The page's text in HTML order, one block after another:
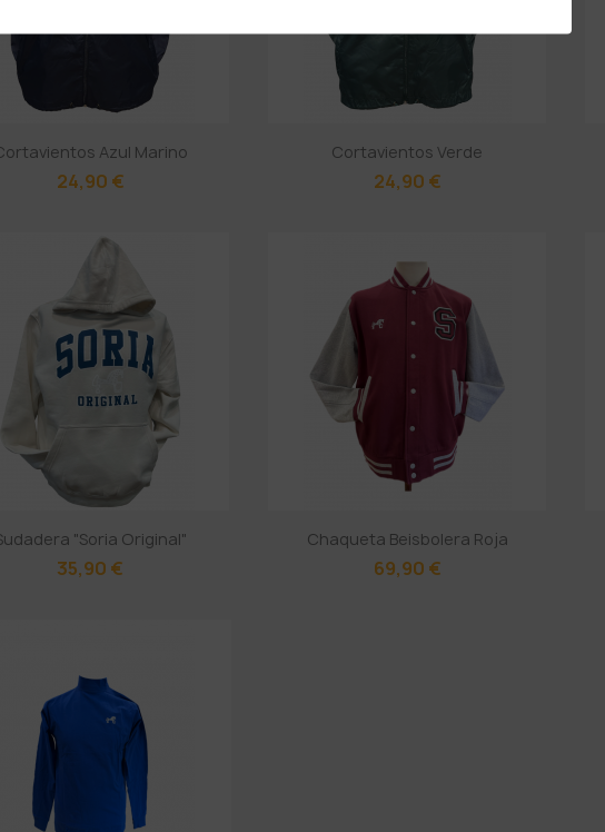
Azul Marino
24,90 €
Cortavientos Verde
24,90 €
"Soria Original"
35,90 €
Chaqueta Beisbolera Roja
69,90 €